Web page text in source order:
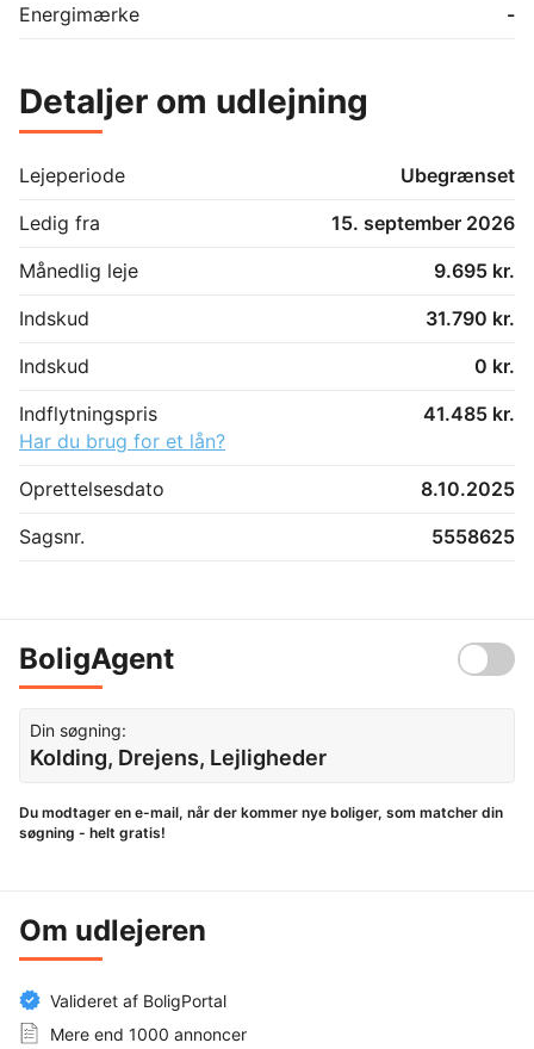
Energimærke
-
Detaljer om udlejning
Lejeperiode
Ubegrænset
Ledig fra
15. september 2026
Månedlig leje
9.695 kr.
Indskud
31.790 kr.
Indskud
0 kr.
Indflytningspris
41.485 kr.
Har du brug for et lån?
Oprettelsesdato
8.10.2025
Sagsnr.
5558625
BoligAgent
Din søgning:
Kolding, Drejens, Lejligheder
Du modtager en e-mail, når der kommer nye boliger, som matcher din
søgning - helt gratis!
Om udlejeren
Valideret af BoligPortal
Mere end 1000 annoncer